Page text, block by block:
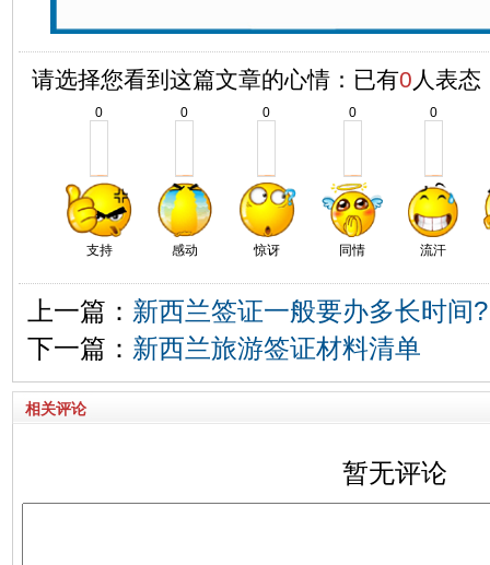
请选择您看到这篇文章的心情：已有0 人表态
0
支持
0
感动
0
惊讶
0
同情
0
流汗
上一篇： 新西兰签证一般要办多长时间?
下一篇： 新西兰旅游签证材料清单
相关评论
暂无评论